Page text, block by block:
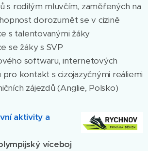
s rodilým mluvčím, zaměřených na
dorozumět se v cizině
s talentovanými žáky
se žáky s SVP
softwaru, internetových
pro kontakt s cizojazyčnými reáliemi
zájezdů (Anglie, Polsko)
aktivity a
víceboj